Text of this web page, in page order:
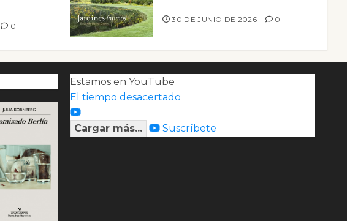
0
30 DE JUNIO DE 2026 0
Estamos en YouTube
El tiempo desacertado
Cargar más... Suscríbete